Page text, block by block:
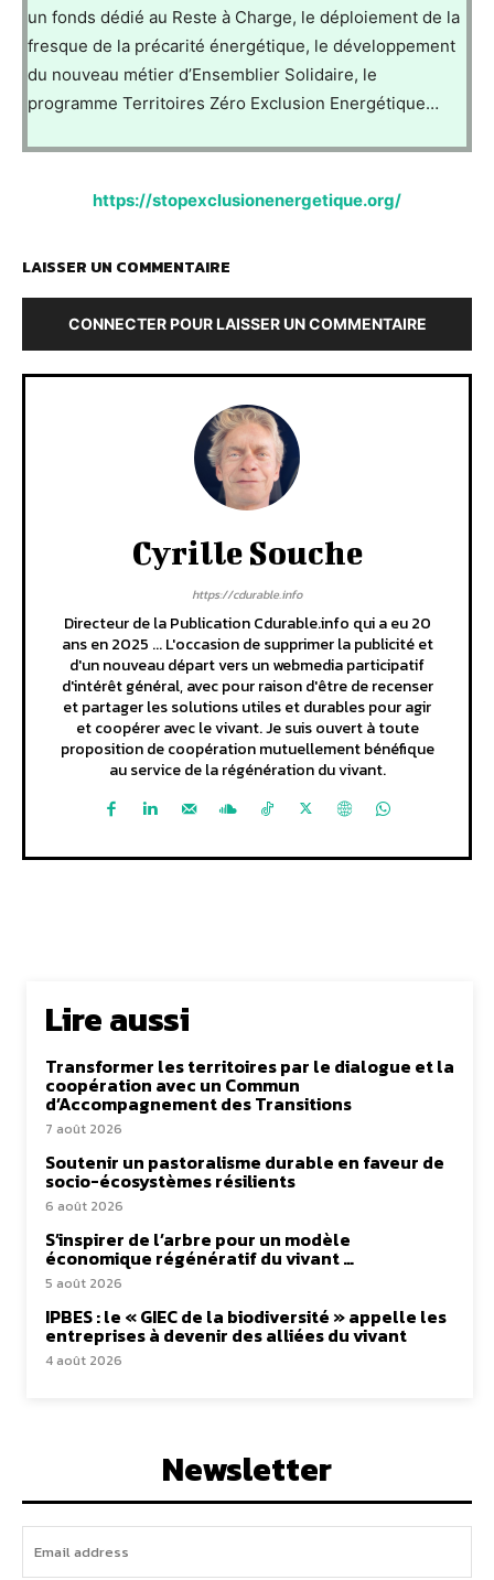
un fonds dédié au Reste à Charge, le déploiement de la
fresque de la précarité énergétique, le développement
du nouveau métier d’Ensemblier Solidaire, le
programme Territoires Zéro Exclusion Energétique…
https://stopexclusionenergetique.org/
LAISSER UN COMMENTAIRE
CONNECTER POUR LAISSER UN COMMENTAIRE
Cyrille Souche
https://cdurable.info
Directeur de la Publication Cdurable.info qui a eu 20
ans en 2025 ... L'occasion de supprimer la publicité et
d'un nouveau départ vers un webmedia participatif
d'intérêt général, avec pour raison d'être de recenser
et partager les solutions utiles et durables pour agir
et coopérer avec le vivant. Je suis ouvert à toute
proposition de coopération mutuellement bénéfique
au service de la régénération du vivant.
Lire aussi
Transformer les territoires par le dialogue et la
coopération avec un Commun
d’Accompagnement des Transitions
7 août 2026
Soutenir un pastoralisme durable en faveur de
socio-écosystèmes résilients
6 août 2026
S’inspirer de l’arbre pour un modèle
économique régénératif du vivant …
5 août 2026
IPBES : le « GIEC de la biodiversité » appelle les
entreprises à devenir des alliées du vivant
4 août 2026
Newsletter